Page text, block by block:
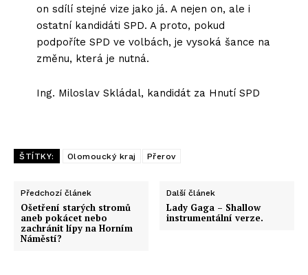
on sdílí stejné vize jako já. A nejen on, ale i
ostatní kandidáti SPD. A proto, pokud
podpoříte SPD ve volbách, je vysoká šance na
změnu, která je nutná.
Ing. Miloslav Skládal, kandidát za Hnutí SPD
ŠTÍTKY: Olomoucký kraj Přerov
Předchozí článek
Ošetření starých stromů
aneb pokácet nebo
zachránit lípy na Horním
Náměstí?
Další článek
Lady Gaga – Shallow
instrumentální verze.